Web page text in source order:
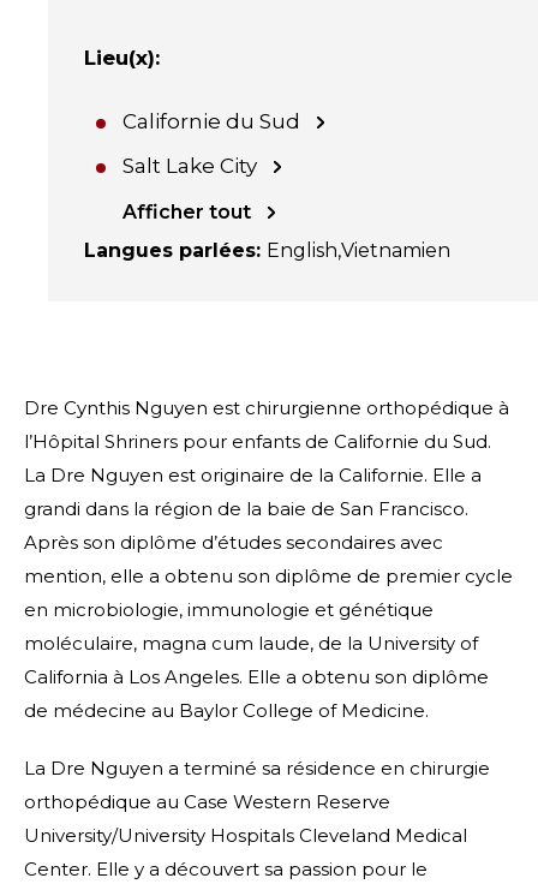
Lieu(x):
Californie du Sud
Salt Lake City
Afficher tout
Langues parlées: English Vietnamien
Dre Cynthis Nguyen est chirurgienne orthopédique à
l’Hôpital Shriners pour enfants de Californie du Sud.
La Dre Nguyen est originaire de la Californie. Elle a
grandi dans la région de la baie de San Francisco.
Après son diplôme d’études secondaires avec
mention, elle a obtenu son diplôme de premier cycle
en microbiologie, immunologie et génétique
moléculaire, magna cum laude, de la University of
California à Los Angeles. Elle a obtenu son diplôme
de médecine au Baylor College of Medicine.
La Dre Nguyen a terminé sa résidence en chirurgie
orthopédique au Case Western Reserve
University/University Hospitals Cleveland Medical
Center. Elle y a découvert sa passion pour le